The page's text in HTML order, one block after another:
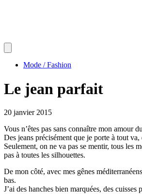
Mode / Fashion
Le jean parfait
20 janvier 2015
Vous n’êtes pas sans connaître mon amour
Des jeans précisément que je porte à tout va,
Seulement, on ne va pas se mentir, tous les
pas à toutes les silhouettes.
De mon côté, avec mes gênes
bas.
J’ai des hanches bien marquées, des cuisses